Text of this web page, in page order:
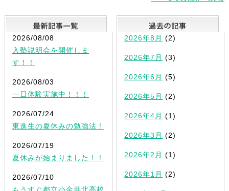
最新記事一覧
2026/08/08
入塾説明会を開催しま
す！！
2026/08/03
一日体験実施中！！！
2026/07/24
東進生の夏休みの勉強法！
2026/07/19
夏休みが始まりました！！
2026/07/10
2026年8月 (2)
2026年7月 (3)
2026年6月 (5)
2026年5月 (2)
2026年4月 (1)
2026年3月 (2)
2026年2月 (1)
2026年1月 (2)